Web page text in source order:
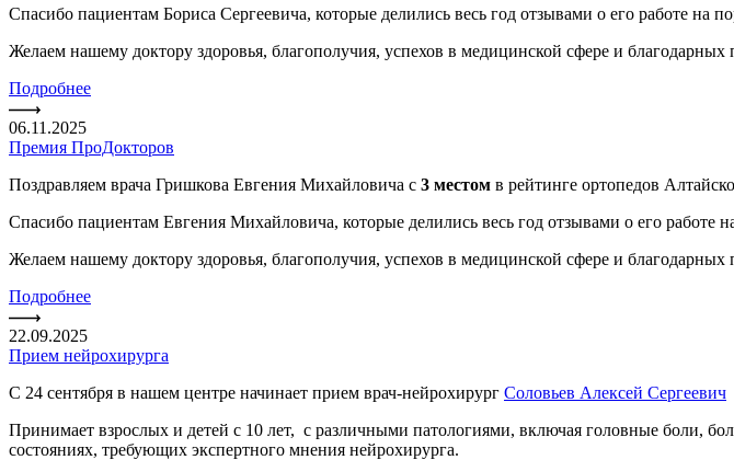
Спасибо пациентам Бориса Сергеевича, которые делились весь год отзывами о его работе на
Желаем нашему доктору здоровья, благополучия, успехов в медицинской сфере и благодарных
Подробнее
06.11.2025
Премия ПроДокторов
Поздравляем врача Гришкова Евгения Михайловича с 3 местом в рейтинге ортопедов
Спасибо пациентам Евгения Михайловича, которые делились весь год отзывами о его работе
Желаем нашему доктору здоровья, благополучия, успехов в медицинской сфере и благодарных
Подробнее
22.09.2025
Прием нейрохирурга
С 24 сентября в нашем центре начинает прием врач-нейрохирург Соловьев Алексей Сергеевич
Принимает взрослых и детей с 10 лет, с различными патологиями, включая головные боли,
состояниях, требующих экспертного мнения нейрохирурга.